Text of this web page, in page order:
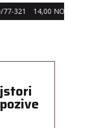
77-321 14,00 NOK/min